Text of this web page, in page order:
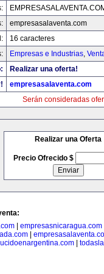
empresasalaventa.com
16 caracteres
Empresas e Industrias,
Realizar una oferta!
empresasalaventa.com
Serán consideradas
Realizar una Oferta
Precio Ofrecido $
| empresasnicaragua.com